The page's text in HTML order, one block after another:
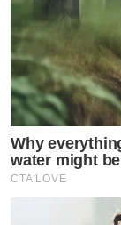
Why
water might
CTA LOVE